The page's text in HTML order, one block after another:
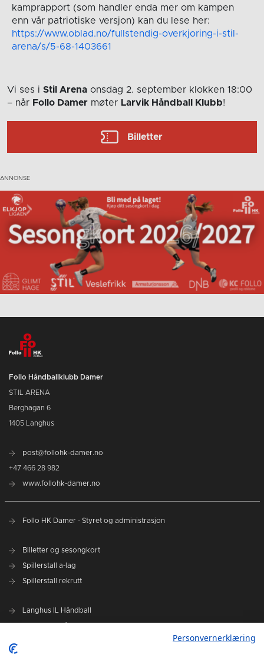
kamprapport (som handler enda mer om kampen
enn vår patriotiske versjon) kan du lese her:
https://www.oblad.no/fullstendig-overkjoring-i-stil-
arena/s/5-68-1403661
Vi ses i Stil Arena onsdag 2. september klokken 18:00
– når Follo Damer møter Larvik Håndball Klubb!
Billetter
Follo Håndballklubb Damer
STIL ARENA
Berghagan 6
1405 Langhus
post@follohk-damer.no
+47 466 28 982
www.follohk-damer.no
Follo HK Damer - Styret og administrasjon
Billetter og sesongkort
Spillerstall a-lag
Spillerstall rekrutt
Langhus IL Håndball
Personvernerklæring